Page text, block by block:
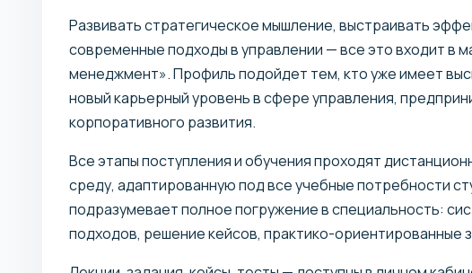
Развивать стратегическое мышление, выстраивать
современные подходы в управлении — все это входит в
менеджмент». Профиль подойдет тем, кто уже имеет
новый карьерный уровень в сфере управления,
корпоративного развития.
Все этапы поступления и обучения проходят
среду, адаптированную под все учебные потребности
подразумевает полное погружение в специальность:
подходов, решение кейсов, практико-ориентированные